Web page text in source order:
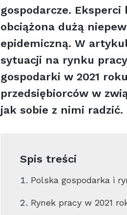
gospodarcze.
obciążona dużą
epidemiczną. W
sytuacji na rynku
gospodarki w 2021
przedsiębiorców w
jak sobie z nimi radzić.
Spis treści
Polska gospodarka i
Rynek pracy w 2021